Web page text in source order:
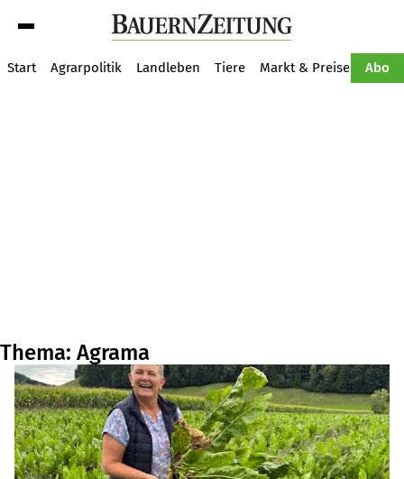
Start Agrarpolitik Landleben Tiere Markt & Preise Abo
Thema: Agrama